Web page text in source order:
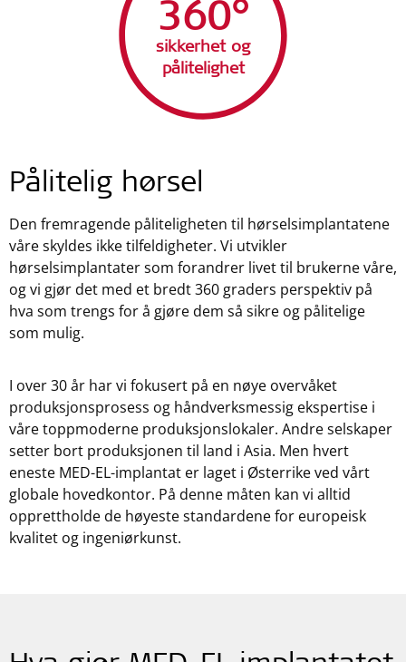
360°
sikkerhet og
pålitelighet
Pålitelig hørsel
Den fremragende påliteligheten til hørselsimplantatene
våre skyldes ikke tilfeldigheter. Vi utvikler
hørselsimplantater som forandrer livet til brukerne våre,
og vi gjør det med et bredt 360 graders perspektiv på
hva som trengs for å gjøre dem så sikre og pålitelige
som mulig.
I over 30 år har vi fokusert på en nøye overvåket
produksjonsprosess og håndverksmessig ekspertise i
våre toppmoderne produksjonslokaler. Andre selskaper
setter bort produksjonen til land i Asia. Men hvert
eneste MED-EL-implantat er laget i Østerrike ved vårt
globale hovedkontor. På denne måten kan vi alltid
opprettholde de høyeste standardene for europeisk
kvalitet og ingeniørkunst.